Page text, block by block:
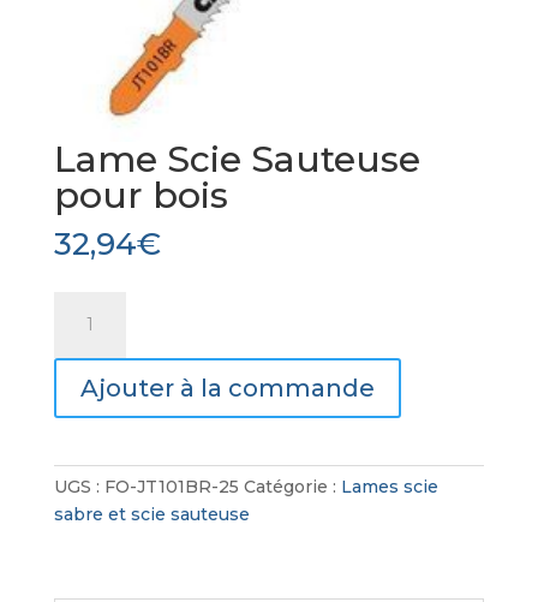
Lame Scie Sauteuse
pour bois
32,94€
Lame
Scie
Sauteuse
bois
Ajouter à la commande
UGS : FO-JT101BR-25 Catégorie : Lames scie
sabre et scie sauteuse